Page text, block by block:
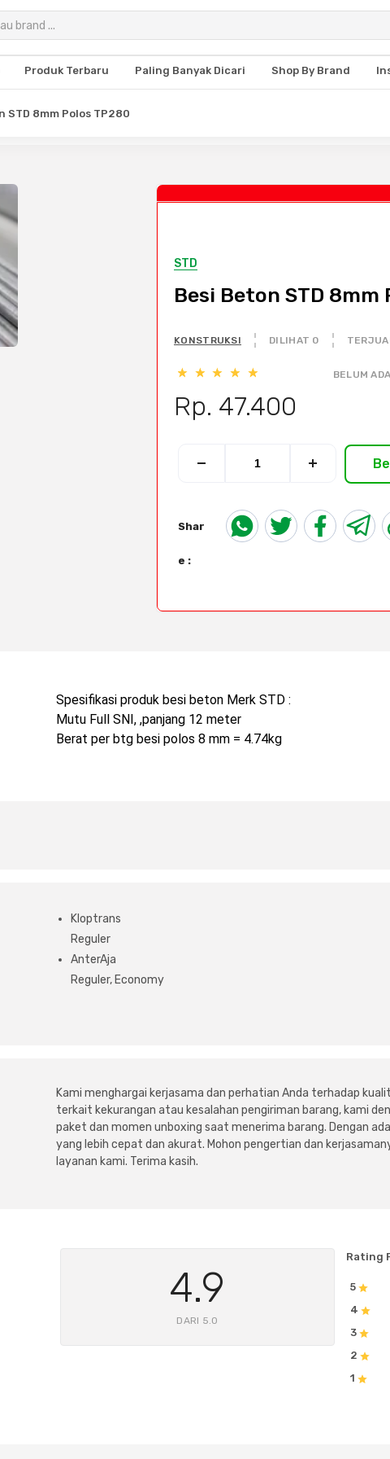
Produk Terbaru Paling Banyak Dicari Shop By Brand
STD 8mm Polos TP280
STD
Besi Beton STD 8mm
KONSTRUKSI DILIHAT 0
BELUM
Rp. 47.400
Shar
e :
Spesifikasi produk besi beton Merk STD :
Mutu Full SNI, ,panjang 12 meter
Berat per btg besi polos 8 mm = 4.74kg
Kloptrans
Reguler
AnterAja
Reguler, Economy
Kami menghargai kerjasama dan perhatian Anda terhadap
terkait kekurangan atau kesalahan pengiriman barang, kami
paket dan momen unboxing saat menerima barang. Dengan
yang lebih cepat dan akurat. Mohon pengertian dan
layanan kami. Terima kasih.
4.9
DARI 5.0
Rating
5
4
3
2
1